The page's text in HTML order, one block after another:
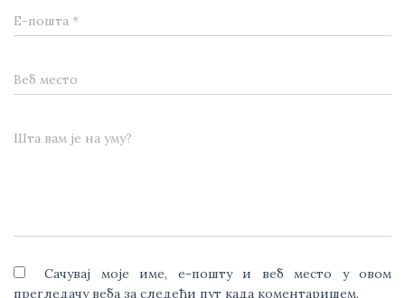
Е-пошта *
Веб место
Шта вам је на уму?
Сачувај моје име, е-пошту и веб место у овом
прегледачу веба за следећи пут када коментаришем.